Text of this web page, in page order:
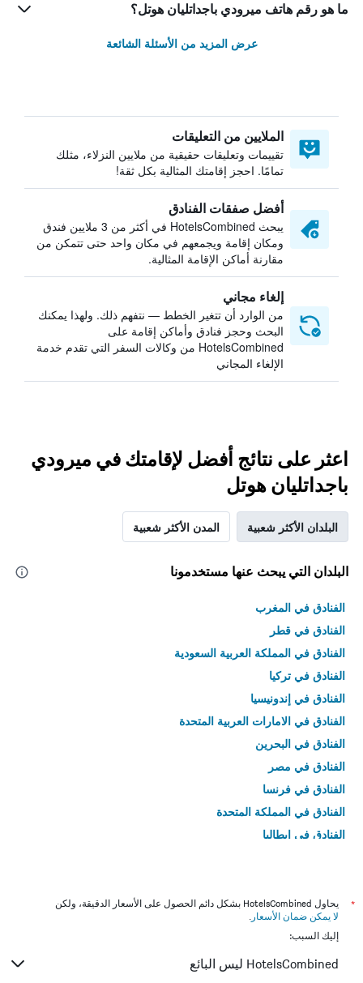
ما هو رقم هاتف ميرودي باجداتليان هوتل؟
عرض المزيد من الأسئلة الشائعة
الملايين من التعليقات
تقييمات وتعليقات حقيقية من ملايين النزلاء، مثلك
تمامًا. احجز إقامتك المثالية بكل ثقة!
أفضل صفقات الفنادق
يبحث HotelsCombined في أكثر من 3 ملايين فندق
ومكان إقامة ويجمعهم في مكان واحد حتى تتمكن من
مقارنة أماكن الإقامة المثالية.
إلغاء مجاني
من الوارد أن تتغير الخطط — نتفهم ذلك. ولهذا يمكنك
البحث وحجز فنادق وأماكن إقامة على
HotelsCombined من وكالات السفر التي تقدم خدمة
الإلغاء المجاني
اعثر على نتائج أفضل لإقامتك في ميرودي
باجداتليان هوتل
البلدان الأكثر شعبية المدن الأكثر شعبية
البلدان التي يبحث عنها مستخدمونا
الفنادق في المغرب
الفنادق في قطر
الفنادق في المملكة العربية السعودية
الفنادق في تركيا
الفنادق في إندونيسيا
الفنادق في الامارات العربية المتحدة
الفنادق في البحرين
الفنادق في مصر
الفنادق في فرنسا
الفنادق في المملكة المتحدة
الفنادق في إيطاليا
*
يحاول HotelsCombined بشكل دائم الحصول على الأسعار الدقيقة، ولكن
لا يمكن ضمان الأسعار .
إليك السبب:
HotelsCombined ليس البائع